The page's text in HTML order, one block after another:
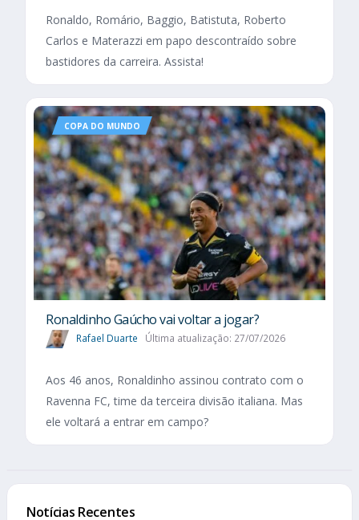
Ronaldo, Romário, Baggio, Batistuta, Roberto
Carlos e Materazzi em papo descontraído sobre
bastidores da carreira. Assista!
COPA DO MUNDO
Ronaldinho Gaúcho vai voltar a jogar?
Rafael Duarte Última atualização: 27/07/2026
Aos 46 anos, Ronaldinho assinou contrato com o
Ravenna FC, time da terceira divisão italiana. Mas
ele voltará a entrar em campo?
Notícias Recentes